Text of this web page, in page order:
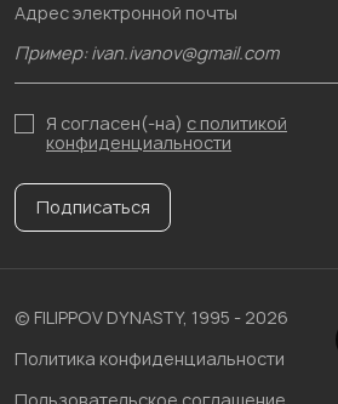
Адрес электронной почты
Я согласен(-на) с политикой
конфиденциальности
Подписаться
© FILIPPOV DYNASTY, 1995 - 2026
Политика конфиденциальности